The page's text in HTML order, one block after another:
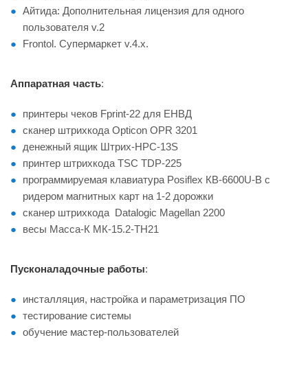
Айтида: Дополнительная лицензия для одного
пользователя v.2
Frontol. Супермаркет v.4.x.
Аппаратная часть:
принтеры чеков Fprint-22 для ЕНВД
сканер штрихкода Opticon OPR 3201
денежный ящик Штрих-HPC-13S
принтер штрихкода TSC TDP-225
программируемая клавиатура Posiflex КВ-6600U-B c
ридером магнитных карт на 1-2 дорожки
сканер штрихкода Datalogic Magellan 2200
весы Масса-К МК-15.2-ТН21
Пусконаладочные работы:
инсталляция, настройка и параметризация ПО
тестирование системы
обучение мастер-пользователей